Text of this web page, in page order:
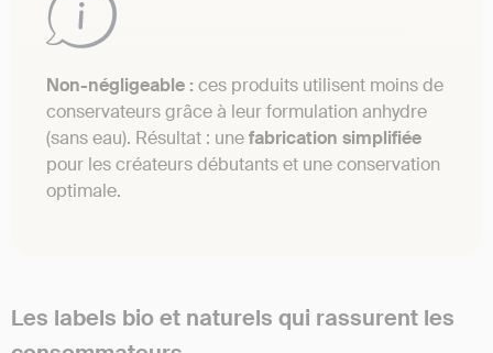
Non-négligeable : ces produits utilisent moins de
conservateurs grâce à leur formulation anhydre
(sans eau). Résultat : unefabrication simplifiée
pour les créateurs débutants et une conservation
optimale.
Les labels bio et naturels qui rassurent les